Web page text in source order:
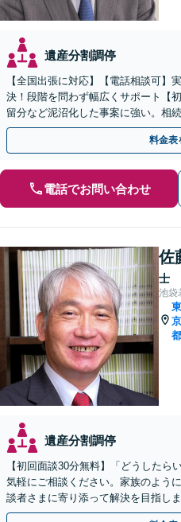
遺産分割調停
【全国出張に対応】【電話相談可】
決！段階を問わず幅広くサポート【
留分など泥沼化した事案に強い。相
代を見据えたご提案。生前対策もお
料金表
電話でお問い合わせ
佐
士
池袋
東
京
都
遺産分割調停
【初回面談30分無料】「どうしたら
気軽にご相談ください。家族のよう
談者さまに寄り添って解決を目指し
分】